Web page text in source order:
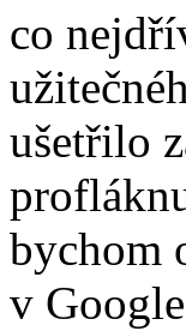
co
ušetřilo
bychom
v